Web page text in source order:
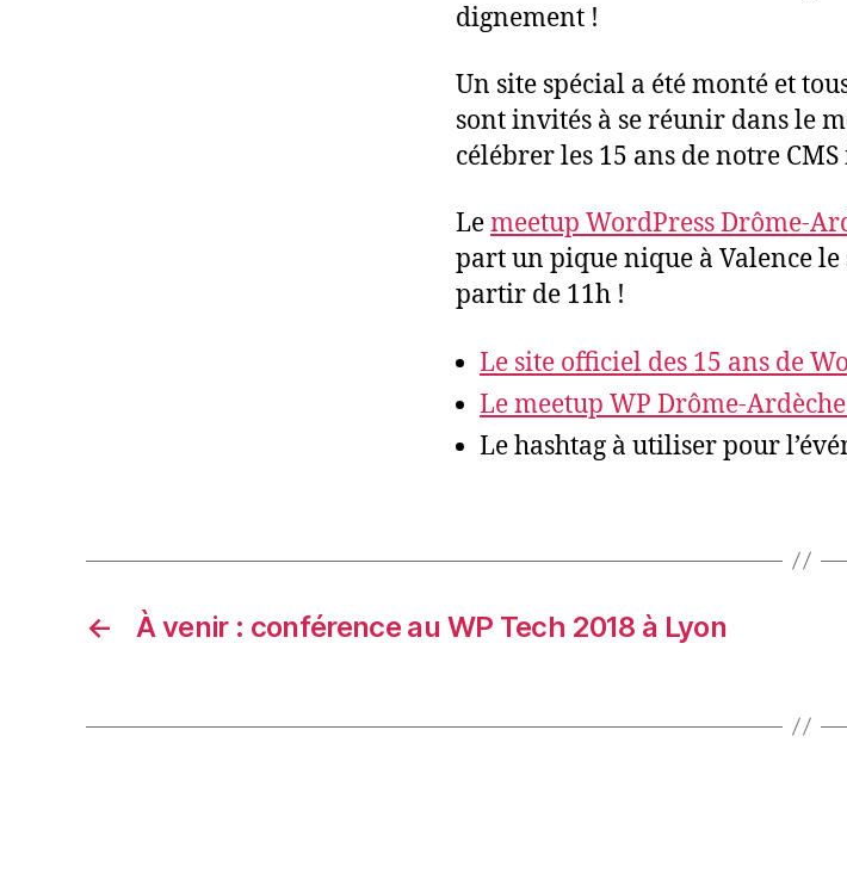
dignement !
Un site spécial a été monté et
sont invités à se réunir dans le
célébrer les 15 ans de notre
Lemeetup WordPress Drôme-
part un pique nique à Valence le
partir de 11h !
Le site officiel des 15 ans de
Le meetup WP Drôme-
Le hashtag à utiliser pour
← À venir : conférence au WP Tech 2018 à Lyon